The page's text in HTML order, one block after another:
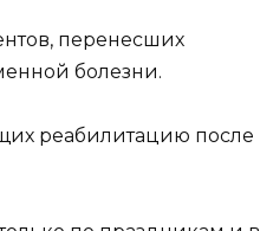
перенесших
болезни.
реабилитацию после